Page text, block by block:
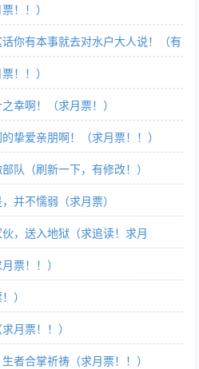
！！）
你有本事就去对水户大人说！（有
！！）
幸啊！（求月票！）
挚爱亲朋啊！（求月票！！）
队（刷新一下，有修改！）
并不懦弱（求月票）
，送入地狱（求追读！求月
票！！）
）
月票！！）
者合掌祈祷（求月票！！）